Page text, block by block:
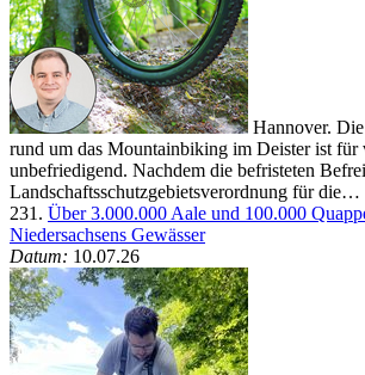
Hannover.
rund um das Mountainbiking im Deister ist für
unbefriedigend. Nachdem die befristeten
Landschaftsschutzgebietsverordnung für die…
231. Über 3.000.000 Aale und 100.000
Niedersachsens Gewässer
Datum: 10.07.26